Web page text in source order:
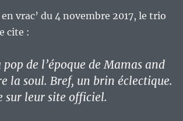
vrac’ du 4 novembre 2017, le trio
cite :
de l’époque de Mamas and
la soul. Bref, un brin éclectique.
sur leur site officiel.